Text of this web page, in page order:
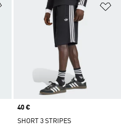
Aggiungi alla lista dei desideri
Price
40 €
SHORT 3 STRIPES